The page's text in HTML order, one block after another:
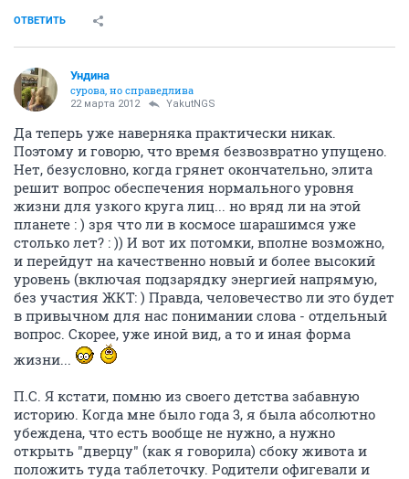
ОТВЕТИТЬ
Ундинa
сурова, но справедлива
22 марта 2012 YakutNGS
Да теперь уже наверняка практически никак.
Поэтому и говорю, что время безвозвратно упущено.
Нет, безусловно, когда грянет окончательно, элита
решит вопрос обеспечения нормального уровня
жизни для узкого круга лиц... но вряд ли на этой
планете : ) зря что ли в космосе шарашимся уже
столько лет? : )) И вот их потомки, вполне возможно,
и перейдут на качественно новый и более высокий
уровень (включая подзарядку энергией напрямую,
без участия ЖКТ: ) Правда, человечество ли это будет
в привычном для нас понимании слова - отдельный
вопрос. Скорее, уже иной вид, а то и иная форма
жизни...
П.С. Я кстати, помню из своего детства забавную
историю. Когда мне было года 3, я была абсолютно
убеждена, что есть вообще не нужно, а нужно
открыть "дверцу" (как я говорила) сбоку живота и
положить туда таблеточку. Родители офигевали и